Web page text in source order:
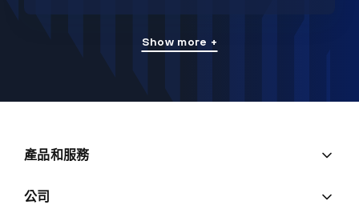
Show more +
產品和服務
公司